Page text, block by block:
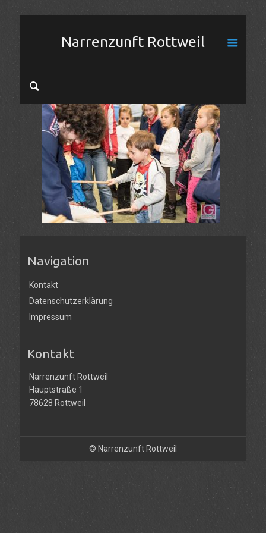
Narrenzunft Rottweil
Navigation
Kontakt
Datenschutzerklärung
Impressum
Kontakt
Narrenzunft Rottweil
Hauptstraße 1
78628 Rottweil
© Narrenzunft Rottweil